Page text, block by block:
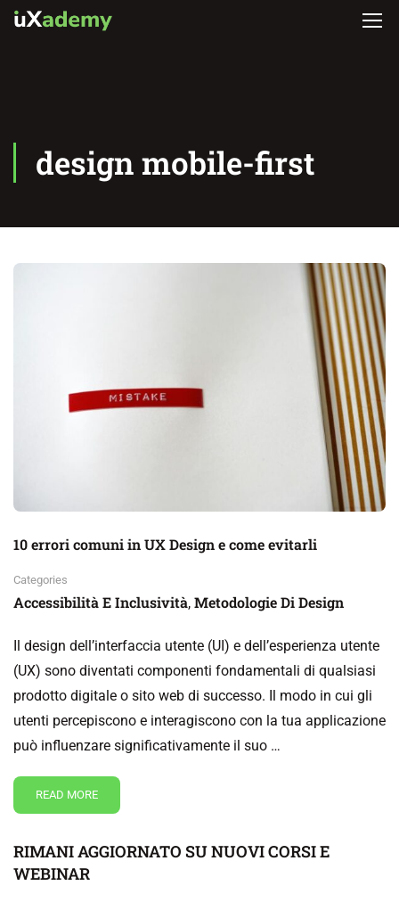
design mobile-first
10 errori comuni in UX Design e come evitarli
Categories
Accessibilità E Inclusività, Metodologie Di Design
Il design dell’interfaccia utente (UI) e dell’esperienza utente
(UX) sono diventati componenti fondamentali di qualsiasi
prodotto digitale o sito web di successo. Il modo in cui gli
utenti percepiscono e interagiscono con la tua applicazione
può influenzare significativamente il suo …
READ MORE
RIMANI AGGIORNATO SU NUOVI CORSI E
WEBINAR